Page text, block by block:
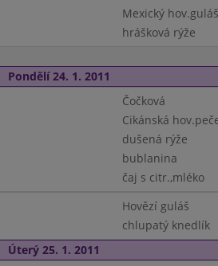
Mexický hov.guláš
hrášková rýže
Pondělí 24. 1. 2011
Čočková
Cikánská
dušená rýže
bublanina
čaj s citr.,mléko
Hovězí guláš
chlupatý knedlík
Úterý 25. 1. 2011